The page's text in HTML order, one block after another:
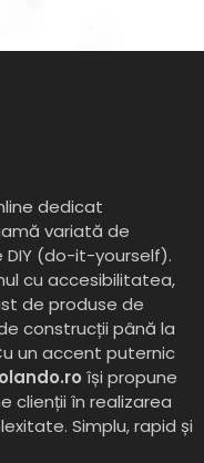
dedicat
variată de
DIY (do-it-yourself).
cu accesibilitatea,
de produse de
construcții până la
un accent puternic
își propune
clienții în realizarea
Simplu, rapid și